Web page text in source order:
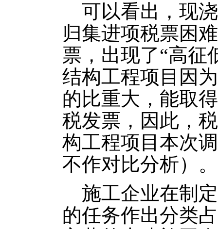
可以看出，现
归集进项税票困
票，出现了“高征
结构工程项目因
的比重大，能取
税发票，因此，
构工程项目本次
不作对比分析）。
施工企业在制
的任务作出分类